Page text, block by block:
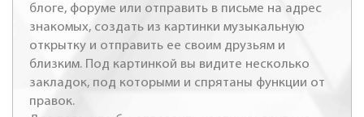
блоге, форуме или отправить в письме на адрес
знакомых, создать из картинки музыкальную
открытку и отправить ее своим друзьям и
близким. Под картинкой вы видите несколько
закладок, под которыми и спрятаны функции от
правок.